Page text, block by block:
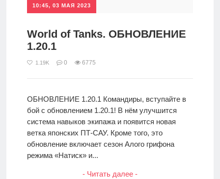
10:45, 03 МАЯ 2023
World of Tanks. ОБНОВЛЕНИЕ
1.20.1
1.19K 0 6775
ОБНОВЛЕНИЕ 1.20.1 Командиры, вступайте в
бой с обновлением 1.20.1! В нём улучшится
система навыков экипажа и появится новая
ветка японских ПТ-САУ. Кроме того, это
обновление включает сезон Алого грифона
режима «Натиск» и...
- Читать далее -